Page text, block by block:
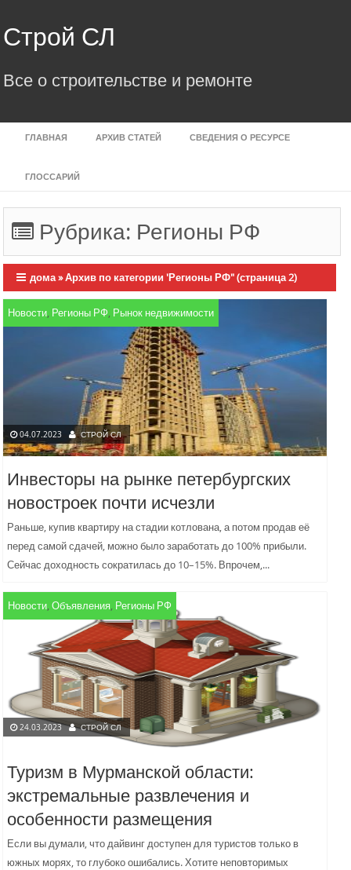
to
content
Строй СЛ
Все о строительстве и ремонте
ГЛАВНАЯ АРХИВ СТАТЕЙ СВЕДЕНИЯ О РЕСУРСЕ
ГЛОССАРИЙ
Рубрика: Регионы РФ
дома»Архив по категории 'Регионы РФ"(страница 2)
Новости Регионы РФ Рынок недвижимости
04.07.2023 СТРОЙ СЛ
Инвесторы на рынке петербургских
новостроек почти исчезли
Раньше, купив квартиру на стадии котлована, а потом продав её
перед самой сдачей, можно было заработать до 100% прибыли.
Сейчас доходность сократилась до 10–15%. Впрочем,...
Новости,Объявления, Регионы РФ
24.03.2023 СТРОЙ СЛ
Туризм в Мурманской области:
экстремальные развлечения и
особенности размещения
Если вы думали, что дайвинг доступен для туристов только в
южных морях, то глубоко ошибались. Хотите неповторимых